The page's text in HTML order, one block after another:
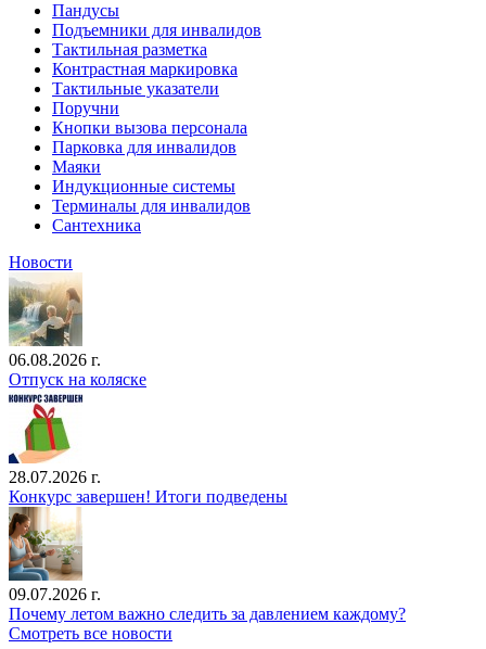
Пандусы
Подъемники для инвалидов
Тактильная разметка
Контрастная маркировка
Тактильные указатели
Поручни
Кнопки вызова персонала
Парковка для инвалидов
Маяки
Индукционные системы
Терминалы для инвалидов
Сантехника
Новости
06.08.2026 г.
Отпуск на коляске
28.07.2026 г.
Конкурс завершен! Итоги подведены
09.07.2026 г.
Почему летом важно следить за давлением каждому?
Смотреть все новости